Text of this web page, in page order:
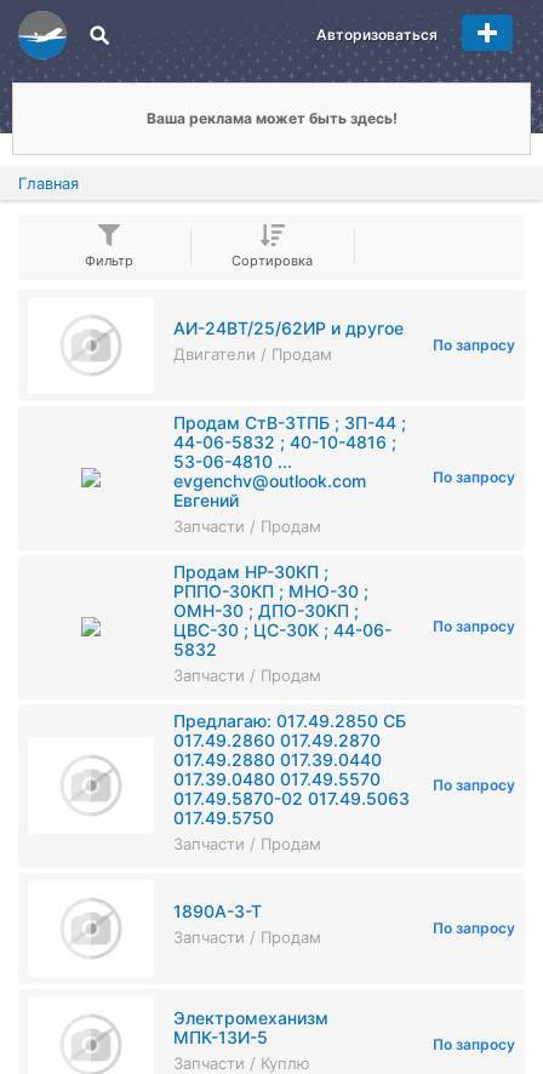
Авторизоваться
Ваша реклама может быть здесь!
Главная
Фильтр Сортировка
АИ-24ВТ/25/62ИР и другое
Двигатели / Продам По запросу
Продам СтВ-3ТПБ ; ЗП-44 ;
44-06-5832 ; 40-10-4816 ;
53-06-4810 ...
evgenchv@outlook.com
Евгений
Запчасти / Продам
По запросу
Продам НР-30КП ;
РППО-30КП ; МНО-30 ;
ОМН-30 ; ДПО-30КП ;
ЦВС-30 ; ЦС-30К ; 44-06-
5832
Запчасти / Продам
По запросу
Предлагаю: 017.49.2850 СБ
017.49.2860 017.49.2870
017.49.2880 017.39.0440
017.39.0480 017.49.5570
017.49.5870-02 017.49.5063
017.49.5750
Запчасти / Продам
По запросу
1890А-3-Т
Запчасти / Продам По запросу
Электромеханизм
МПК-13И-5
Запчасти / Куплю
По запросу